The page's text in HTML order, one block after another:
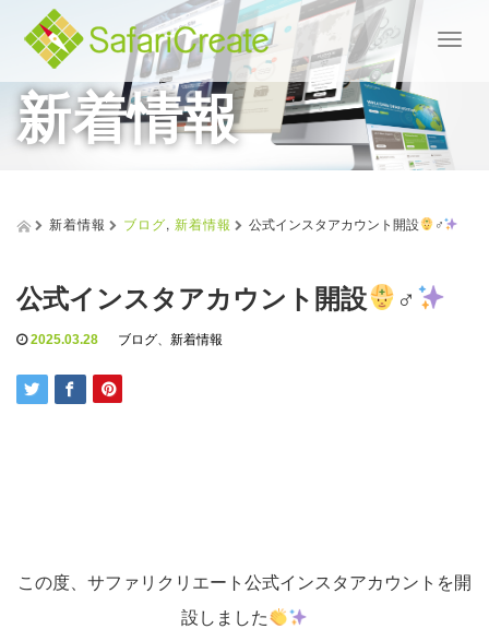
T
n
v
新着情報
新着情報 ブログ, 新着情報 公式インスタアカウント開設 ‍♂️
公式インスタアカウント開設 ‍♂️
2025.03.28 ブログ、 新着情報
この度、サファリクリエート公式インスタアカウントを開
設しました